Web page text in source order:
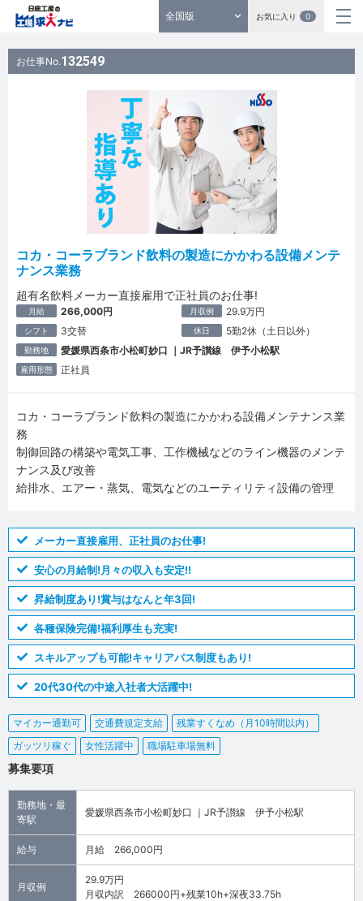
全国版 お気に入り 0
お仕事No.132549
コカ・コーラブランド飲料の製造にかかわる設備メンテ
ナンス業務
超有名飲料メーカー直接雇用で正社員のお仕事!
月給 266,000円 月収例 29.9万円
シフト 3交替 休日 5勤2休（土日以外）
勤務地 愛媛県西条市小松町妙口 ｜JR予讃線 伊予小松駅
雇用形態 正社員
コカ・コーラブランド飲料の製造にかかわる設備メンテナンス業
務
制御回路の構築や電気工事、工作機械などのライン機器のメンテ
ナンス及び改善
給排水、エアー・蒸気、電気などのユーティリティ設備の管理
メーカー直接雇用、正社員のお仕事!
安心の月給制!月々の収入も安定!!
昇給制度あり!賞与はなんと年3回!
各種保険完備!福利厚生も充実!
スキルアップも可能!キャリアパス制度もあり!
20代30代の中途入社者大活躍中!
マイカー通勤可 交通費規定支給
残業すくなめ（月10時間以内）
ガッツリ稼ぐ
女性活躍中 職場駐車場無料
募集要項
勤務地・最
寄駅
愛媛県西条市小松町妙口 ｜JR予讃線 伊予小松駅
給与 月給 266,000円
月収例
29.9万円
月収内訳 266000円+残業10h+深夜33.75h